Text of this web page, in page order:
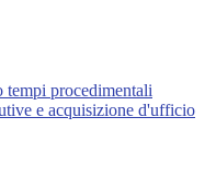
tempi procedimentali
e acquisizione d'ufficio